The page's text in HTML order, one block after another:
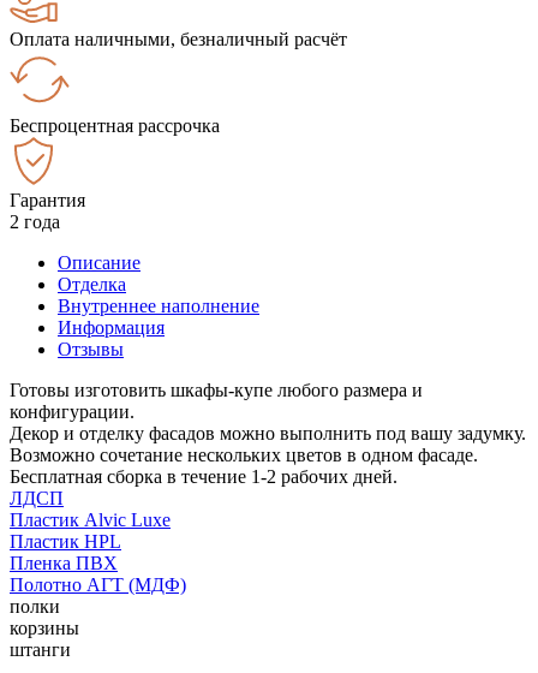
Оплата наличными, безналичный расчёт
Беспроцентная рассрочка
Гарантия
2 года
Описание
Отделка
Внутреннее наполнение
Информация
Отзывы
Готовы изготовить шкафы-купе любого размера и
конфигурации.
Декор и отделку фасадов можно выполнить под вашу задумку.
Возможно сочетание нескольких цветов в одном фасаде.
Бесплатная сборка в течение 1-2 рабочих дней.
ЛДСП
Пластик Alvic Luxe
Пластик HPL
Пленка ПВХ
Полотно АГТ (МДФ)
полки
корзины
штанги